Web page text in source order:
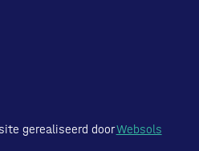
gerealiseerd doorWebsols